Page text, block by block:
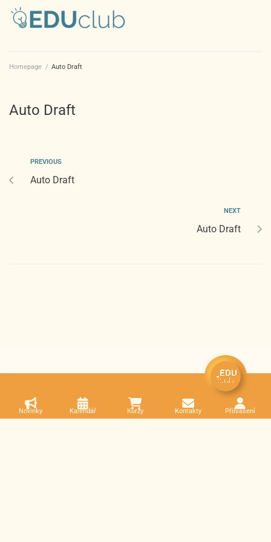
Homepage / Auto Draft
Auto Draft
PREVIOUS
Auto Draft
NEXT
Auto Draft
Novinky Kalendář Kurzy Kontakty Přihlášení